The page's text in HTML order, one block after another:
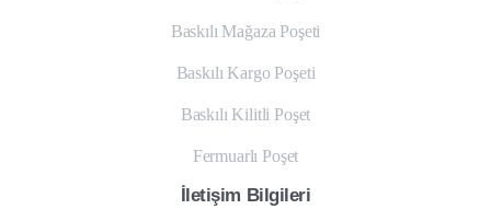
Baskılı Mağaza Poşeti
Baskılı Kargo Poşeti
Baskılı Kilitli Poşet
Fermuarlı Poşet
İletişim Bilgileri